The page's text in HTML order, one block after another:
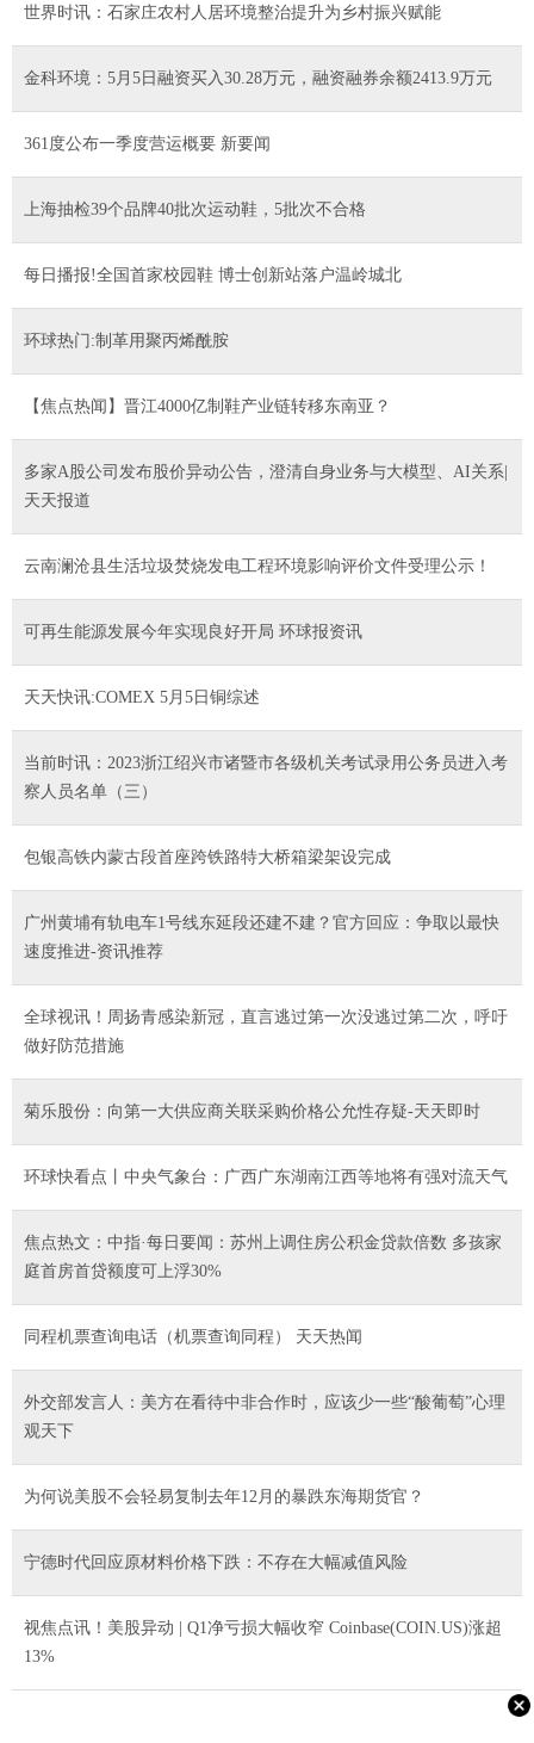
世界时讯：石家庄农村人居环境整治提升为乡村振兴赋能
金科环境：5月5日融资买入30.28万元，融资融券余额2413.9万元
361度公布一季度营运概要 新要闻
上海抽检39个品牌40批次运动鞋，5批次不合格
每日播报!全国首家校园鞋 博士创新站落户温岭城北
环球热门:制革用聚丙烯酰胺
【焦点热闻】晋江4000亿制鞋产业链转移东南亚？
多家A股公司发布股价异动公告，澄清自身业务与大模型、AI关系|
天天报道
云南澜沧县生活垃圾焚烧发电工程环境影响评价文件受理公示！
可再生能源发展今年实现良好开局 环球报资讯
天天快讯:COMEX 5月5日铜综述
当前时讯：2023浙江绍兴市诸暨市各级机关考试录用公务员进入考
察人员名单（三）
包银高铁内蒙古段首座跨铁路特大桥箱梁架设完成
广州黄埔有轨电车1号线东延段还建不建？官方回应：争取以最快
速度推进-资讯推荐
全球视讯！周扬青感染新冠，直言逃过第一次没逃过第二次，呼吁
做好防范措施
菊乐股份：向第一大供应商关联采购价格公允性存疑-天天即时
环球快看点丨中央气象台：广西广东湖南江西等地将有强对流天气
焦点热文：中指·每日要闻：苏州上调住房公积金贷款倍数 多孩家
庭首房首贷额度可上浮30%
同程机票查询电话（机票查询同程） 天天热闻
外交部发言人：美方在看待中非合作时，应该少一些“酸葡萄”心理
观天下
为何说美股不会轻易复制去年12月的暴跌东海期货官？
宁德时代回应原材料价格下跌：不存在大幅减值风险
视焦点讯！美股异动 | Q1净亏损大幅收窄 Coinbase(COIN.US)涨超
13%